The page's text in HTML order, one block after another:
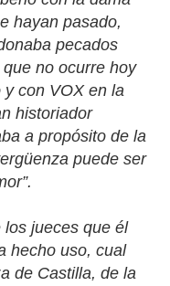
hayan pasado,
pecados
no ocurre hoy
con VOX en la
historiador
a propósito de la
puede ser
jueces que él
hecho uso, cual
de Castilla, de la